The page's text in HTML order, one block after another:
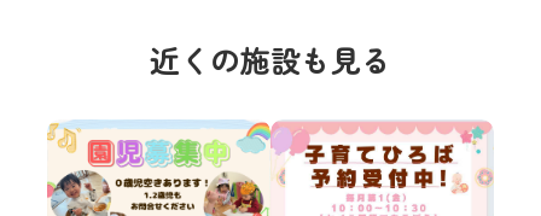
近くの施設も見る